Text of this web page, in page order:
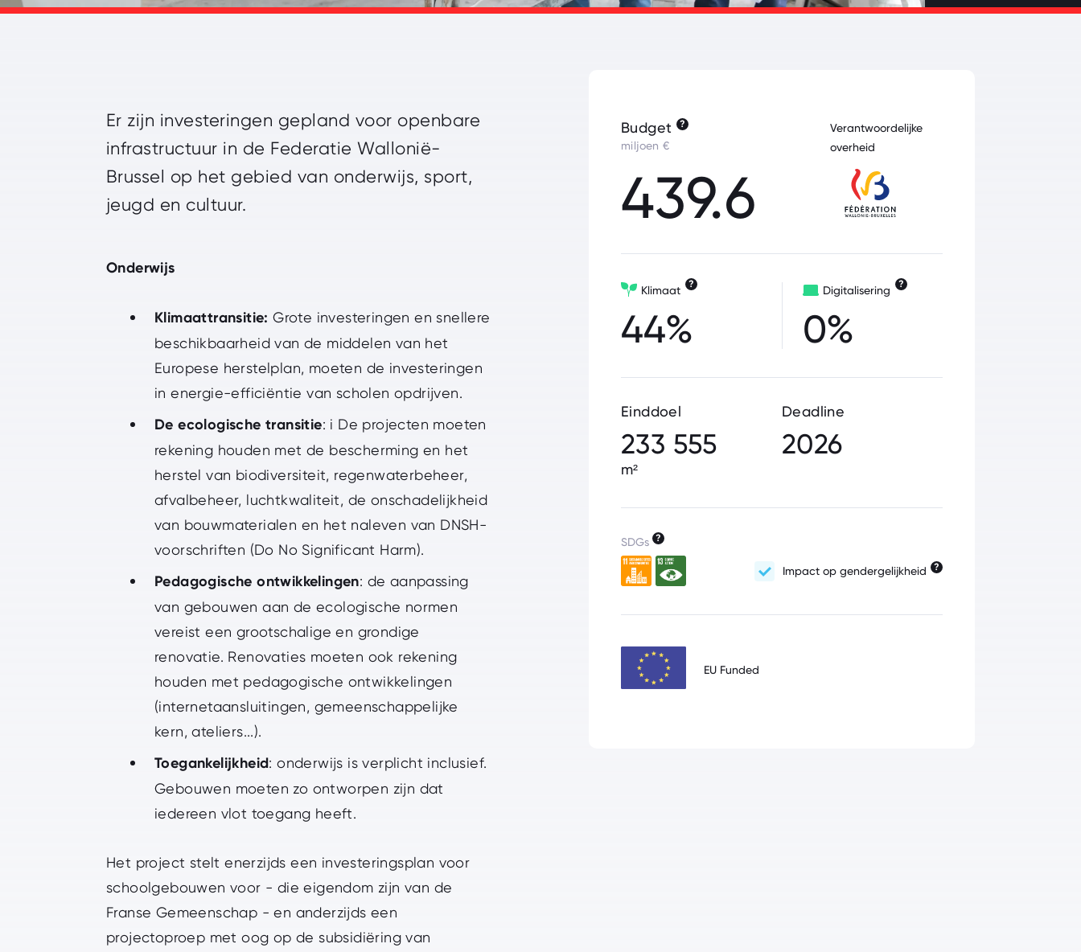
Er zijn investeringen gepland voor openbare
infrastructuur in de Federatie Wallonië-
Brussel op het gebied van onderwijs, sport,
jeugd en cultuur.
Onderwijs
Klimaattransitie: Grote investeringen en snellere
beschikbaarheid van de middelen van het
Europese herstelplan, moeten de investeringen
in energie-efficiëntie van scholen opdrijven.
De ecologische transitie: i De projecten moeten
rekening houden met de bescherming en het
herstel van biodiversiteit, regenwaterbeheer,
afvalbeheer, luchtkwaliteit, de onschadelijkheid
van bouwmaterialen en het naleven van DNSH-
voorschriften (Do No Significant Harm).
Pedagogische ontwikkelingen: de aanpassing
van gebouwen aan de ecologische normen
vereist een grootschalige en grondige
renovatie. Renovaties moeten ook rekening
houden met pedagogische ontwikkelingen
(internetaansluitingen, gemeenschappelijke
kern, ateliers...).
Toegankelijkheid: onderwijs is verplicht inclusief.
Gebouwen moeten zo ontworpen zijn dat
iedereen vlot toegang heeft.
Het project stelt enerzijds een investeringsplan voor
schoolgebouwen voor - die eigendom zijn van de
Franse Gemeenschap - en anderzijds een
projectoproep met oog op de subsidiëring van
Budget ?
miljoen €
439.6
Verantwoordelijke
overheid
Klimaat ?
44%
Digitalisering ?
0%
Einddoel
233 555
m²
Deadline
2026
SDGs ?
Impact op gendergelijkheid ?
EU Funded